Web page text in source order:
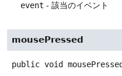
event - 該当のイベント
mousePressed
public void mousePressed